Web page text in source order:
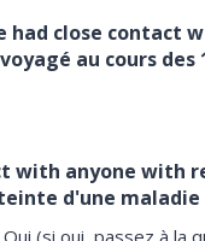
had close contact
au cours des
with anyone with
d'une maladie